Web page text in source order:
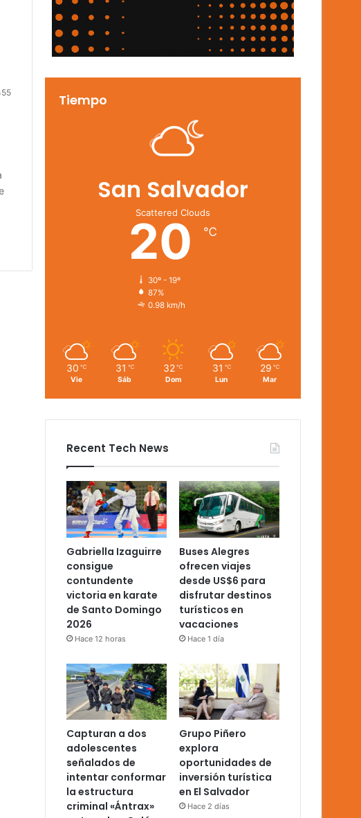
Tiempo
San Salvador
Scattered Clouds
20 ℃
30º - 19º
87%
0.98 km/h
30 ℃
Vie
31 ℃
Sáb
32 ℃
Dom
31 ℃
Lun
29 ℃
Mar
Recent Tech News
Gabriella Izaguirre
consigue
contundente
victoria en karate
de Santo Domingo
2026
Hace 12 horas
Buses Alegres
ofrecen viajes
desde US$6 para
disfrutar destinos
turísticos en
vacaciones
Hace 1 día
Capturan a dos
adolescentes
señalados de
intentar conformar
la estructura
criminal «Ántrax»
Grupo Piñero
explora
oportunidades de
inversión turística
en El Salvador
Hace 2 días